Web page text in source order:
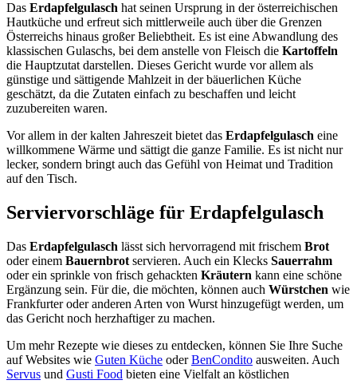
Das Erdapfelgulasch hat seinen Ursprung in der österreichischen
Hautküche und erfreut sich mittlerweile auch über die Grenzen
Österreichs hinaus großer Beliebtheit. Es ist eine Abwandlung des
klassischen Gulaschs, bei dem anstelle von Fleisch die Kartoffeln
die Hauptzutat darstellen. Dieses Gericht wurde vor allem als
günstige und sättigende Mahlzeit in der bäuerlichen Küche
geschätzt, da die Zutaten einfach zu beschaffen und leicht
zuzubereiten waren.
Vor allem in der kalten Jahreszeit bietet das Erdapfelgulasch eine
willkommene Wärme und sättigt die ganze Familie. Es ist nicht nur
lecker, sondern bringt auch das Gefühl von Heimat und Tradition
auf den Tisch.
Serviervorschläge für Erdapfelgulasch
Das Erdapfelgulasch lässt sich hervorragend mit frischem Brot
oder einem Bauernbrot servieren. Auch ein Klecks Sauerrahm
oder ein sprinkle von frisch gehackten Kräutern kann eine schöne
Ergänzung sein. Für die, die möchten, können auch Würstchen wie
Frankfurter oder anderen Arten von Wurst hinzugefügt werden, um
das Gericht noch herzhaftiger zu machen.
Um mehr Rezepte wie dieses zu entdecken, können Sie Ihre Suche
auf Websites wie Guten Küche oderBenCondito ausweiten. Auch
Servus und Gusti Food bieten eine Vielfalt an köstlichen